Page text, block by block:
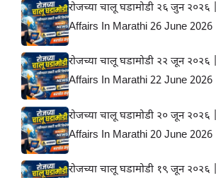
रोजच्या चालू घडामोडी २६ जुन
Affairs In Marathi 26 June 2026
रोजच्या चालू घडामोडी २२ जून
Affairs In Marathi 22 June 2026
रोजच्या चालू घडामोडी २० जून
Affairs In Marathi 20 June 2026
रोजच्या चालू घडामोडी १९ जून